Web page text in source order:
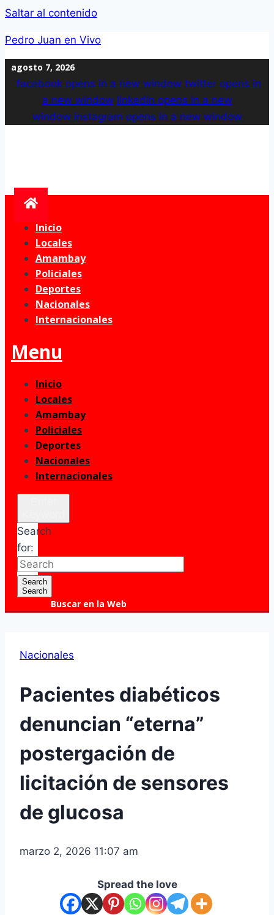
Saltar al contenido
Pedro Juan en Vivo
agosto 7, 2026
facebookopens in a new window twitteropens in
a new window linkedin opens in a new
window instagram opens in a new window
Inicio
Locales
Amambay
Policiales
Deportes
Nacionales
Internacionales
Menu
Inicio
Locales
Amambay
Policiales
Deportes
Nacionales
Internacionales
Search
for:
Search
Search
Buscar en la Web
Nacionales
Pacientes diabéticos
denuncian “eterna”
postergación de
licitación de sensores
de glucosa
marzo 2, 2026 11:07 am
Spread the love